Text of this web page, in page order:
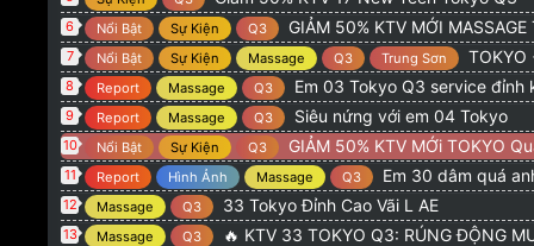
6 Nổi Bật Sự Kiện Q3 GIẢM 50% KTV MỚI
7 Nổi Bật Sự Kiện Massage Q3 Trung Sơn TOKYO + LQP
8 Report Massage Q3 Em 03 Tokyo Q3 service đỉnh
9 Report Massage Q3 Siêu nứng với em 04 Tokyo
10 Nổi Bật Sự Kiện Q3 GIẢM 50% KTV MỚi TOKYO
11 Report Hình Ảnh Massage Q3 Em 30 dâm quá
12 Massage Q3 33 Tokyo Đỉnh Cao Vãi L AE
13 Massage Q3 🔥 KTV 33 TOKYO Q3: RÚNG ĐỘNG